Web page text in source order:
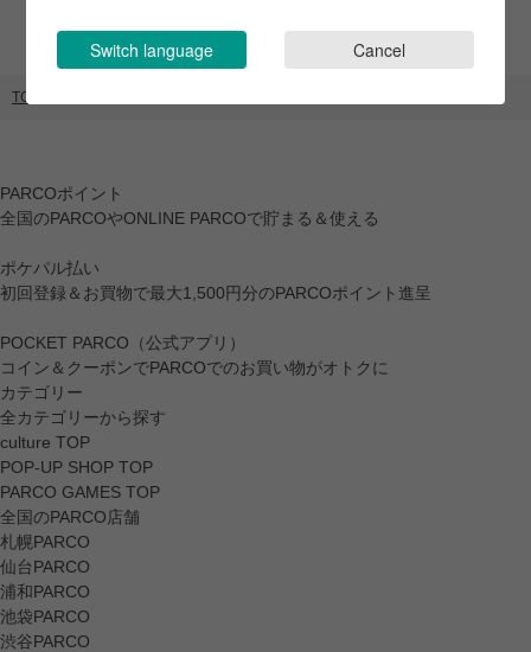
TOP
PARCOポイント
全国のPARCOやONLINE PARCOで貯まる＆使える
ポケパル払い
初回登録＆お買物で最大1,500円分のPARCOポイント進呈
POCKET PARCO（公式アプリ）
コイン＆クーポンでPARCOでのお買い物がオトクに
カテゴリー
全カテゴリーから探す
culture TOP
POP-UP SHOP TOP
PARCO GAMES TOP
全国のPARCO店舗
札幌PARCO
仙台PARCO
浦和PARCO
池袋PARCO
渋谷PARCO
Switch language Cancel